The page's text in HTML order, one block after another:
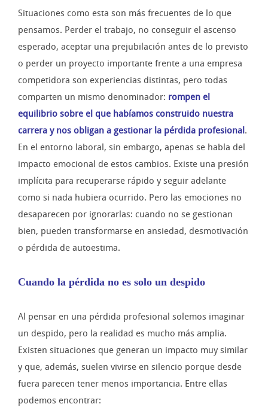
Situaciones como esta son más frecuentes de lo que
pensamos. Perder el trabajo, no conseguir el ascenso
esperado, aceptar una prejubilación antes de lo previsto
o perder un proyecto importante frente a una empresa
competidora son experiencias distintas, pero todas
comparten un mismo denominador: rompen el
equilibrio sobre el que habíamos construido nuestra
carrera y nos obligan a gestionar la pérdida profesional .
En el entorno laboral, sin embargo, apenas se habla del
impacto emocional de estos cambios. Existe una presión
implícita para recuperarse rápido y seguir adelante
como si nada hubiera ocurrido. Pero las emociones no
desaparecen por ignorarlas: cuando no se gestionan
bien, pueden transformarse en ansiedad, desmotivación
o pérdida de autoestima.
Cuando la pérdida no es solo un despido
Al pensar en una pérdida profesional solemos imaginar
un despido, pero la realidad es mucho más amplia.
Existen situaciones que generan un impacto muy similar
y que, además, suelen vivirse en silencio porque desde
fuera parecen tener menos importancia. Entre ellas
podemos encontrar: